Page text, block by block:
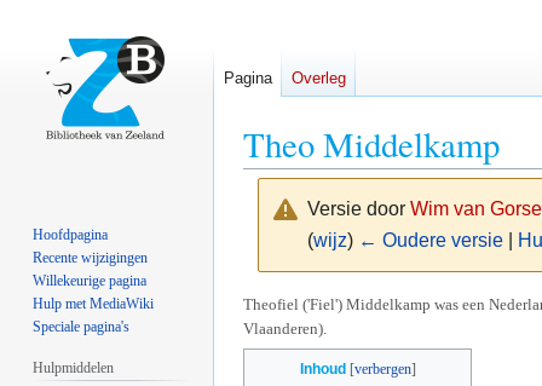
Theo Middelkamp
Versie door Wim van
(wijz) ← Oudere versie|
Naar
navigatie
Naar
zoeken
Theofiel ('Fiel') Middelkamp was een
Vlaanderen).
Inhoud
Pagina Overleg
Hoofdpagina
Recente wijzigingen
Willekeurige pagina
Hulp met MediaWiki
Speciale pagina's
Hulpmiddelen